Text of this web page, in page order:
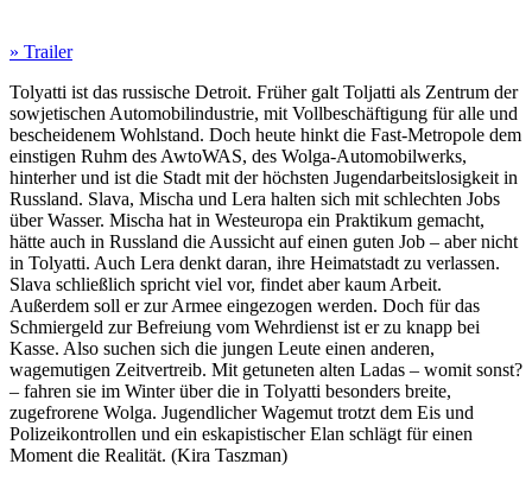
» Trailer
Tolyatti ist das russische Detroit. Früher galt Toljatti als Zentrum der
sowjetischen Automobilindustrie, mit Vollbeschäftigung für alle und
bescheidenem Wohlstand. Doch heute hinkt die Fast-Metropole dem
einstigen Ruhm des AwtoWAS, des Wolga-Automobilwerks,
hinterher und ist die Stadt mit der höchsten Jugendarbeitslosigkeit in
Russland. Slava, Mischa und Lera halten sich mit schlechten Jobs
über Wasser. Mischa hat in Westeuropa ein Praktikum gemacht,
hätte auch in Russland die Aussicht auf einen guten Job – aber nicht
in Tolyatti. Auch Lera denkt daran, ihre Heimatstadt zu verlassen.
Slava schließlich spricht viel vor, findet aber kaum Arbeit.
Außerdem soll er zur Armee eingezogen werden. Doch für das
Schmiergeld zur Befreiung vom Wehrdienst ist er zu knapp bei
Kasse. Also suchen sich die jungen Leute einen anderen,
wagemutigen Zeitvertreib. Mit getuneten alten Ladas – womit sonst?
– fahren sie im Winter über die in Tolyatti besonders breite,
zugefrorene Wolga. Jugendlicher Wagemut trotzt dem Eis und
Polizeikontrollen und ein eskapistischer Elan schlägt für einen
Moment die Realität. (Kira Taszman)